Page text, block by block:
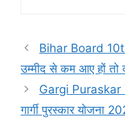
Bihar Board
उम्मीद से कम आए हों तो
Gargi Puraskar
गार्गी पुरस्कार योजना